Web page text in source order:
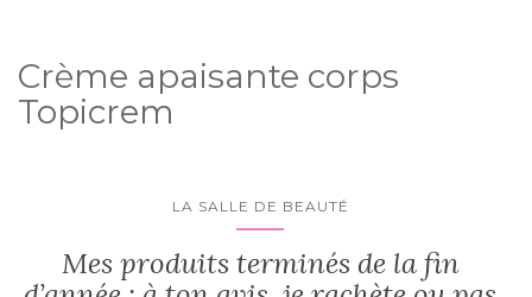
Crème apaisante corps
Topicrem
LA SALLE DE BEAUTÉ
Mes produits terminés de la fin